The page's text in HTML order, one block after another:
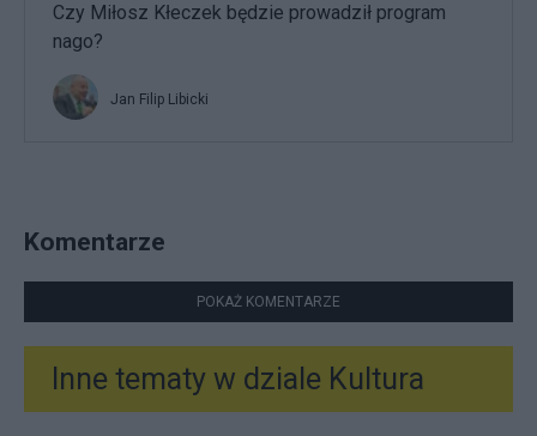
Czy Miłosz Kłeczek będzie prowadził program
nago?
Jan Filip Libicki
Komentarze
POKAŻ KOMENTARZE
Inne tematy w dziale Kultura